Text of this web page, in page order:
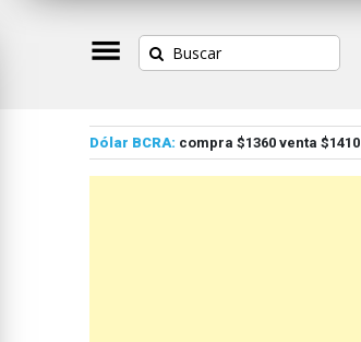
Dólar BCRA: compra $1360 venta $1410